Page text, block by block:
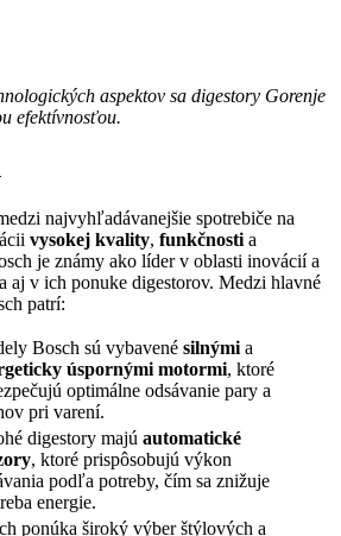
aspektov sa digestory Gorenje
efektívnosťou.
najvyhľadávanejšie spotrebiče na
vysokej kvality, funkčnosti a
je známy ako líder v oblasti inovácií a
aj v ich ponuke digestorov. Medzi hlavné
patrí:
Bosch sú vybavené silnými a
úspornými motormi, ktoré
optimálne odsávanie pary a
pri varení.
digestory majú automatické
, ktoré prispôsobujú výkon
podľa potreby, čím sa znižuje
energie.
ponúka široký výber štýlových a